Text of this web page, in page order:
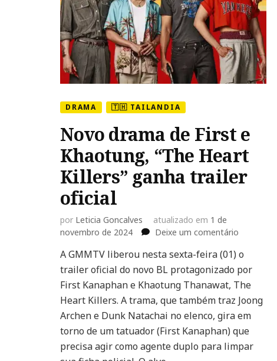
DRAMA 🇹🇭 TAILANDIA
Novo drama de First e
Khaotung, “The Heart
Killers” ganha trailer
oficial
por Leticia Goncalves atualizado em 1 de
novembro de 2024
Deixe um comentário
drama
de
First
Khaotung,
“The
Heart
Killers”
ganha
A GMMTV liberou nesta sexta-feira (01) o
trailer oficial do novo BL protagonizado por
First Kanaphan e Khaotung Thanawat, The
Heart Killers. A trama, que também traz Joong
Archen e Dunk Natachai no elenco, gira em
torno de um tatuador (First Kanaphan) que
precisa agir como agente duplo para limpar